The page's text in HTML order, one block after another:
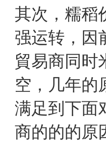
其次，糯稻
强运转，因
貿易商同时
空，几年的
满足到下面
商的的的原